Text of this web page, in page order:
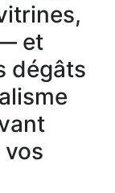
et
dégâts
vos